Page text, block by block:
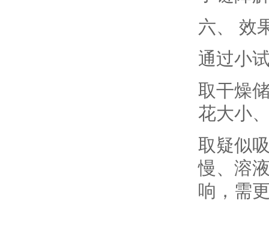
六、 效
通过小
取干燥
花大小
取疑似
慢、溶
响，需